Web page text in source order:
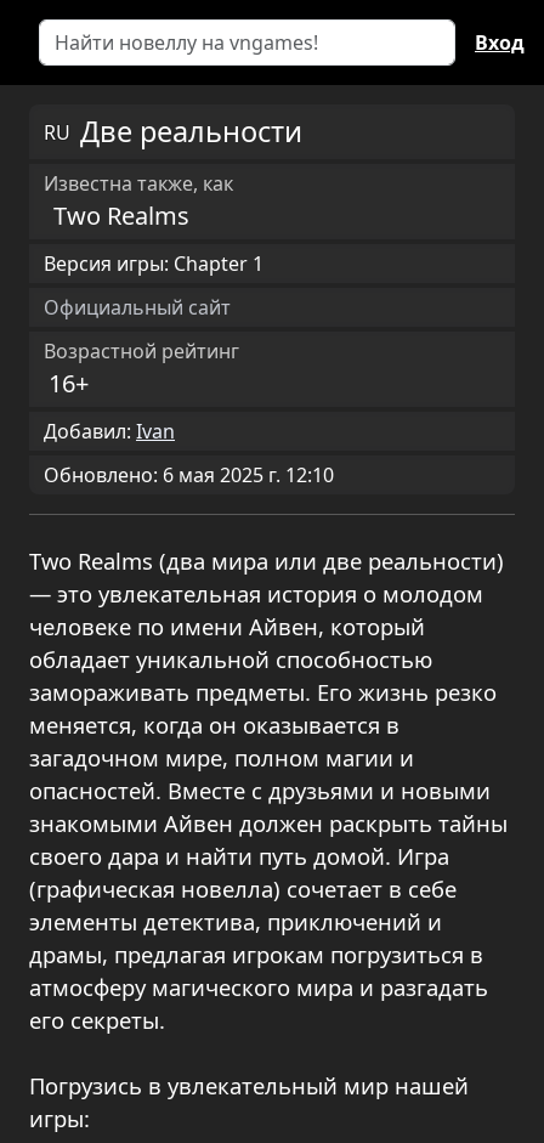
Вход
RU Две реальности
Известна также, как
Two Realms
Версия игры: Chapter 1
Официальный сайт
Возрастной рейтинг
16+
Добавил: Ivan
Обновлено: 6 мая 2025 г. 12:10
Two Realms (два мира или две реальности)
— это увлекательная история о молодом
человеке по имени Айвен, который
обладает уникальной способностью
замораживать предметы. Его жизнь резко
меняется, когда он оказывается в
загадочном мире, полном магии и
опасностей. Вместе с друзьями и новыми
знакомыми Айвен должен раскрыть тайны
своего дара и найти путь домой. Игра
(графическая новелла) сочетает в себе
элементы детектива, приключений и
драмы, предлагая игрокам погрузиться в
атмосферу магического мира и разгадать
его секреты.
Погрузись в увлекательный мир нашей
игры: